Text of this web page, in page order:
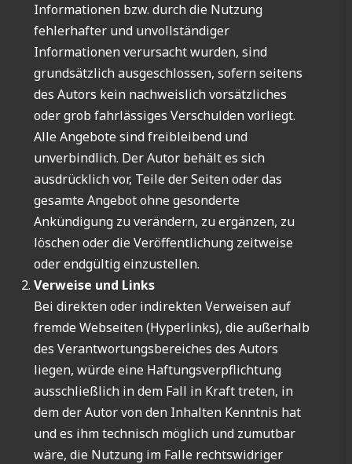
Informationen bzw. durch die Nutzung
fehlerhafter und unvollständiger
Informationen verursacht wurden, sind
grundsätzlich ausgeschlossen, sofern seitens
des Autors kein nachweislich vorsätzliches
oder grob fahrlässiges Verschulden vorliegt.
Alle Angebote sind freibleibend und
unverbindlich. Der Autor behält es sich
ausdrücklich vor, Teile der Seiten oder das
gesamte Angebot ohne gesonderte
Ankündigung zu verändern, zu ergänzen, zu
löschen oder die Veröffentlichung zeitweise
oder endgültig einzustellen.
Verweise und Links
Bei direkten oder indirekten Verweisen auf
fremde Webseiten (Hyperlinks), die außerhalb
des Verantwortungsbereiches des Autors
liegen, würde eine Haftungsverpflichtung
ausschließlich in dem Fall in Kraft treten, in
dem der Autor von den Inhalten Kenntnis hat
und es ihm technisch möglich und zumutbar
wäre, die Nutzung im Falle rechtswidriger